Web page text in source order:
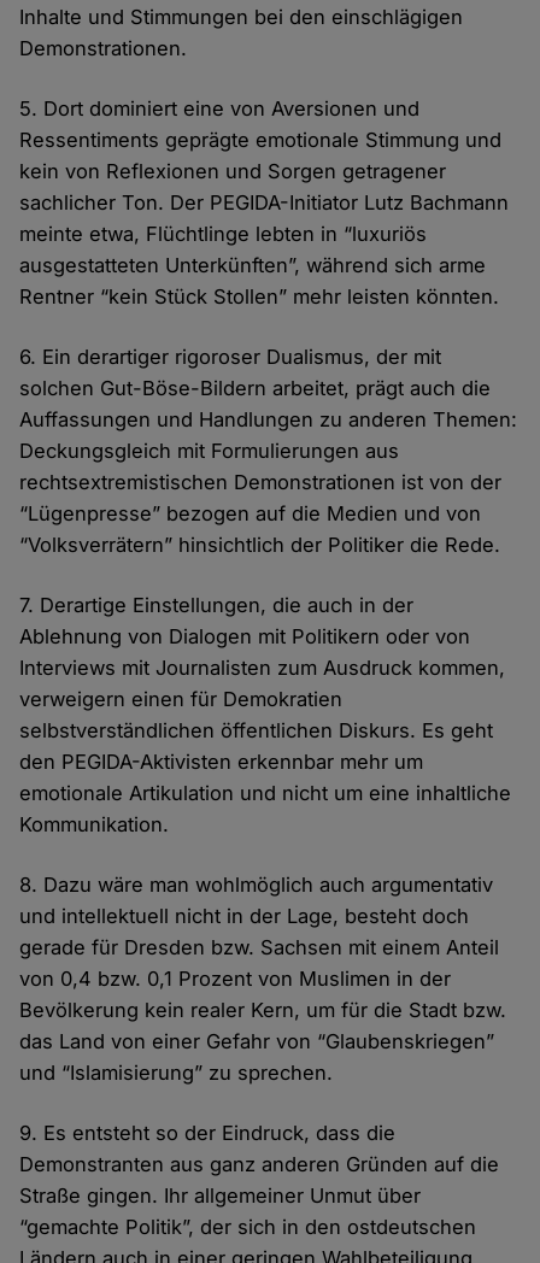
Inhalte und Stimmungen bei den einschlägigen
Demonstrationen.
5. Dort dominiert eine von Aversionen und
Ressentiments geprägte emotionale Stimmung und
kein von Reflexionen und Sorgen getragener
sachlicher Ton. Der PEGIDA-Initiator Lutz Bachmann
meinte etwa, Flüchtlinge lebten in “luxuriös
ausgestatteten Unterkünften”, während sich arme
Rentner “kein Stück Stollen” mehr leisten könnten.
6. Ein derartiger rigoroser Dualismus, der mit
solchen Gut-Böse-Bildern arbeitet, prägt auch die
Auffassungen und Handlungen zu anderen Themen:
Deckungsgleich mit Formulierungen aus
rechtsextremistischen Demonstrationen ist von der
“Lügenpresse” bezogen auf die Medien und von
“Volksverrätern” hinsichtlich der Politiker die Rede.
7. Derartige Einstellungen, die auch in der
Ablehnung von Dialogen mit Politikern oder von
Interviews mit Journalisten zum Ausdruck kommen,
verweigern einen für Demokratien
selbstverständlichen öffentlichen Diskurs. Es geht
den PEGIDA-Aktivisten erkennbar mehr um
emotionale Artikulation und nicht um eine inhaltliche
Kommunikation.
8. Dazu wäre man wohlmöglich auch argumentativ
und intellektuell nicht in der Lage, besteht doch
gerade für Dresden bzw. Sachsen mit einem Anteil
von 0,4 bzw. 0,1 Prozent von Muslimen in der
Bevölkerung kein realer Kern, um für die Stadt bzw.
das Land von einer Gefahr von “Glaubenskriegen”
und “Islamisierung” zu sprechen.
9. Es entsteht so der Eindruck, dass die
Demonstranten aus ganz anderen Gründen auf die
Straße gingen. Ihr allgemeiner Unmut über
“gemachte Politik”, der sich in den ostdeutschen